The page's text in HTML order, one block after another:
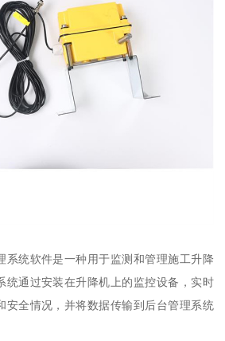
系统软件是一种用于监测和管理施工升降
统通过安装在升降机上的监控设备，实时
安全情况，并将数据传输到后台管理系统